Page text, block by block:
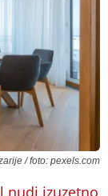
/ foto: pexels.com
nudi izuzetno